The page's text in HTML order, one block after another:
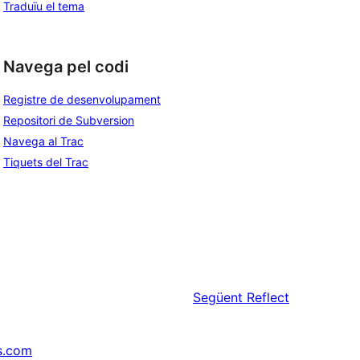
Traduïu el tema
Navega pel codi
Registre de desenvolupament
Repositori de Subversion
Navega al Trac
Tiquets del Trac
Següent Reflect